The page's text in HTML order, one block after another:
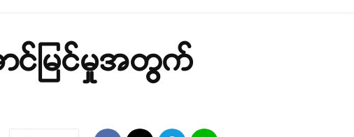
ာင်မြင်မှုအတွက်